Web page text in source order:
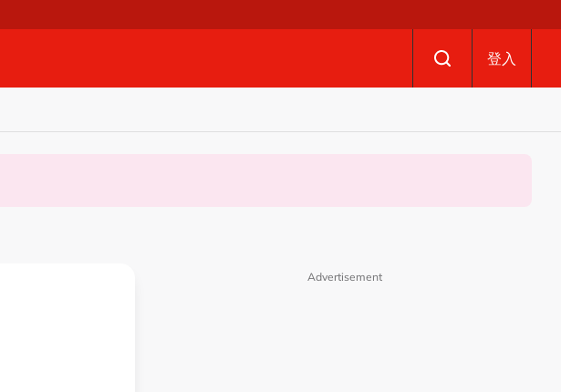
登入
Advertisement